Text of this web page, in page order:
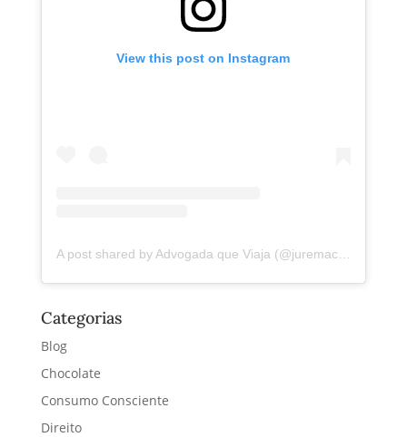
View this post on Instagram
A post shared by Advogada que Viaja (@juremacintra)
Categorias
Blog
Chocolate
Consumo Consciente
Direito